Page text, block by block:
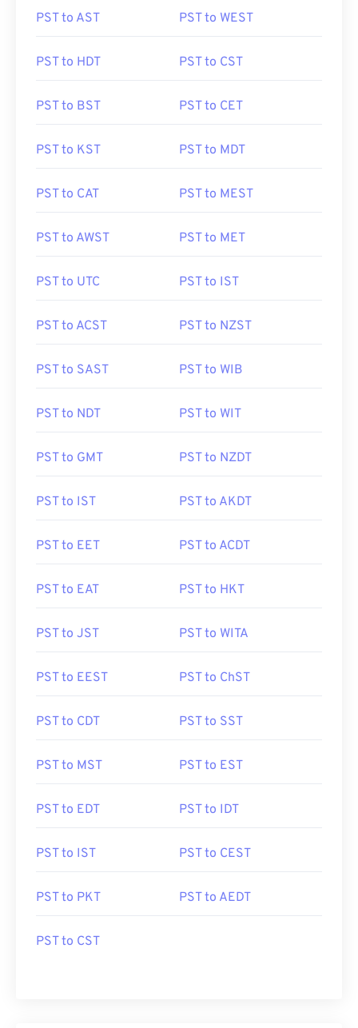
PST to AST PST to WEST
PST to HDT PST to CST
PST to BST PST to CET
PST to KST PST to MDT
PST to CAT PST to MEST
PST to AWST PST to MET
PST to UTC PST to IST
PST to ACST PST to NZST
PST to SAST PST to WIB
PST to NDT PST to WIT
PST to GMT PST to NZDT
PST to IST PST to AKDT
PST to EET PST to ACDT
PST to EAT PST to HKT
PST to JST PST to WITA
PST to EEST PST to ChST
PST to CDT PST to SST
PST to MST PST to EST
PST to EDT PST to IDT
PST to IST PST to CEST
PST to PKT PST to AEDT
PST to CST